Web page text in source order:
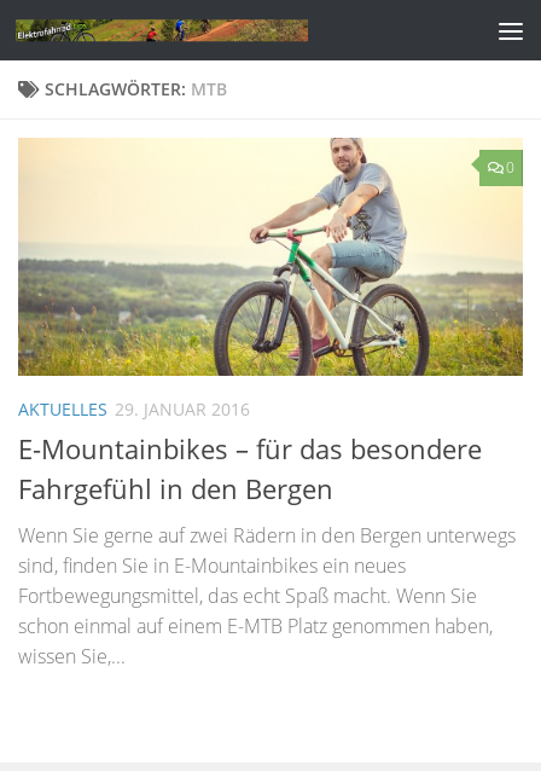
Zum Inhalt springen
SCHLAGWÖRTER: MTB
0
AKTUELLES 29. JANUAR 2016
E-Mountainbikes – für das besondere
Fahrgefühl in den Bergen
Wenn Sie gerne auf zwei Rädern in den Bergen unterwegs
sind, finden Sie in E-Mountainbikes ein neues
Fortbewegungsmittel, das echt Spaß macht. Wenn Sie
schon einmal auf einem E-MTB Platz genommen haben,
wissen Sie,...